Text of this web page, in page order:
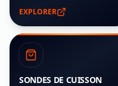
EXPLORER
SONDES DE CUISSON